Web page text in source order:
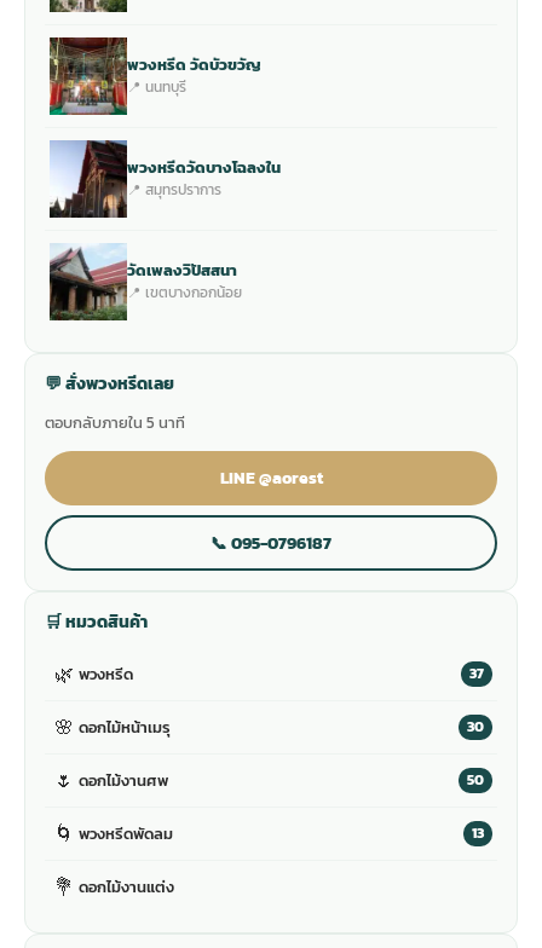
พวงหรีด วัดบัวขวัญ
📍 นนทบุรี
พวงหรีดวัดบางโฉลงใน
📍 สมุทรปราการ
วัดเพลงวิปัสสนา
📍 เขตบางกอกน้อย
💬 สั่งพวงหรีดเลย
ตอบกลับภายใน 5 นาที
LINE @aorest
📞 095-0796187
🛒 หมวดสินค้า
🌿 พวงหรีด 37
🌸 ดอกไม้หน้าเมรุ 30
🌷 ดอกไม้งานศพ 50
🌀 พวงหรีดพัดลม 13
💐 ดอกไม้งานแต่ง